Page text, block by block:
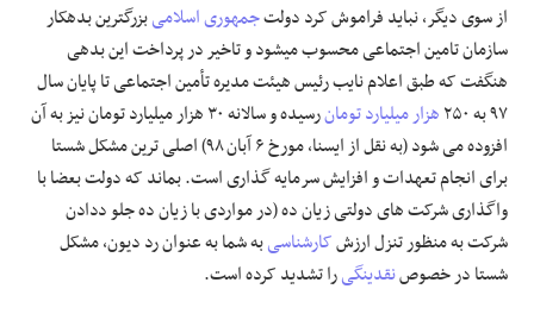
از سوی دیگر، نباید فراموش کرد دولتجمهوری اسلامیبزرگترین بدهکار
سازمان تامین اجتماعی محسوب میشود و تاخیر در پرداخت این بدهی
هنگفت که طبق اعلام نایب رئیس هیئت مدیره تأمین اجتماعی تا پایان سال
۹۷ به ۲۵۰
هزار میلیارد تومان
رسیده و سالانه ۳۰ هزار میلیارد تومان نیز به آن
افزوده می شود (به نقل از ایسنا، مورخ ۶ آبان ۹۸) اصلی ترین مشکل شستا
برای انجام تعهدات و افزایش سرمایه گذاری است. بماند که دولت بعضا با
واگذاری شرکت های دولتی زیان ده (در مواردی با زیان ده جلو ددادن
شرکت به منظور تنزل ارزشکارشناسیبه شما به عنوان رد دیون، مشکل
شستا در خصوصنقدینگیرا تشدید کرده است.